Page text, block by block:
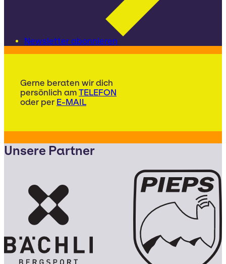
Newsletter abonnieren
Gerne beraten wir dich
persönlich am TELEFON
oder per E-MAIL
Unsere Partner